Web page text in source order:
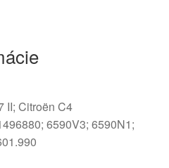
II; Citroën C4
6590V3; 6590N1;